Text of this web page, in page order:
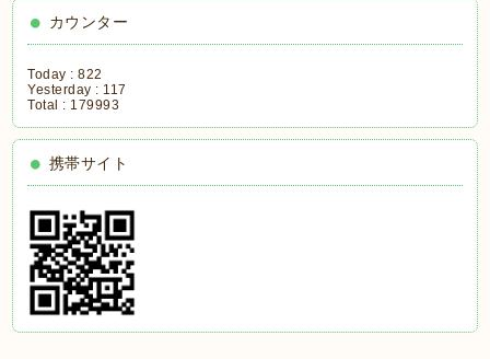
カウンター
Today :822
Yesterday : 117
Total : 179993
携帯サイト